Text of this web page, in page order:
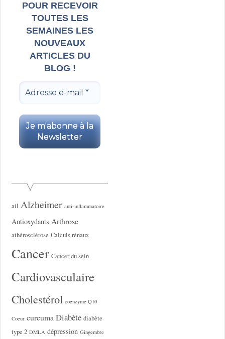
POUR RECEVOIR
TOUTES LES
SEMAINES LES
NOUVEAUX
ARTICLES DU
BLOG !
ail Alzheimer anti-inflammatoire
Antioxydants Arthrose
athérosclérose Calculs rénaux
Cancer Cancer du sein
Cardiovasculaire
Cholestérol coenzyme Q10
Coeur curcuma Diabète diabète
type 2 DMLA dépression Gingembre